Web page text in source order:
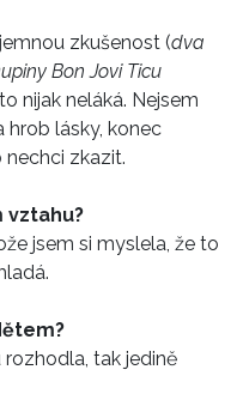
zkušenost (dva
Bon Jovi Ticu
nijak neláká. Nejsem
hrob lásky, konec
zkazit.
vztahu?
jsem si myslela, že to
tak jedině